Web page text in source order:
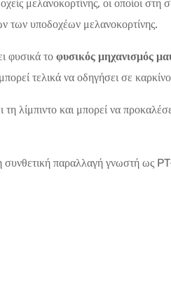
μελανοκορτίνης, οι οποίοι
των υποδοχέων μελανοκορτίνης.
φυσικά το φυσικός μηχανισμός
τελικά να οδηγήσει σε
τη λίμπιντο και μπορεί να
παραλλαγή γνωστή ως